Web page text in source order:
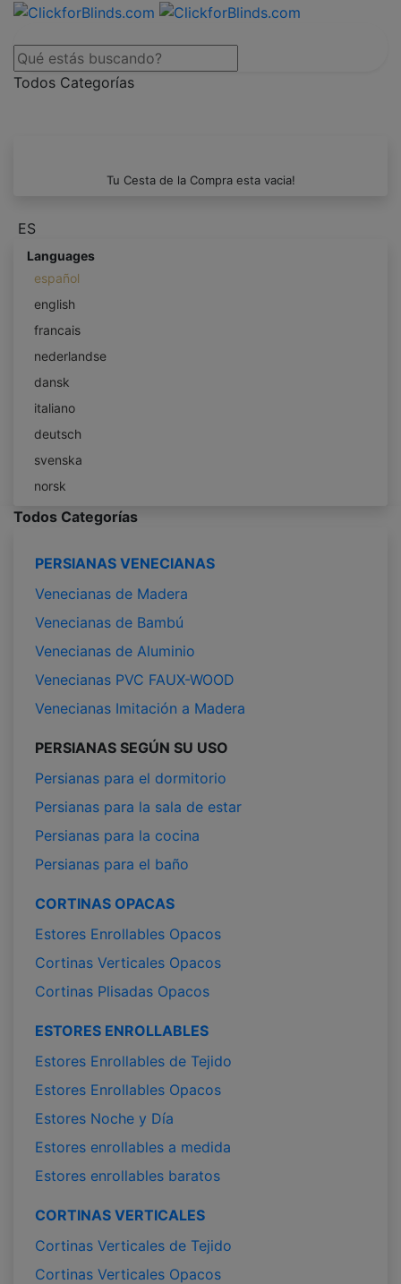
Todos Categorías
Tu Cesta de la Compra esta vacia!
ES
Languages
español
english
francais
nederlandse
dansk
italiano
deutsch
svenska
norsk
Todos Categorías
PERSIANAS VENECIANAS
Venecianas de Madera
Venecianas de Bambú
Venecianas de Aluminio
Venecianas PVC FAUX-WOOD
Venecianas Imitación a Madera
PERSIANAS SEGÚN SU USO
Persianas para el dormitorio
Persianas para la sala de estar
Persianas para la cocina
Persianas para el baño
CORTINAS OPACAS
Estores Enrollables Opacos
Cortinas Verticales Opacos
Cortinas Plisadas Opacos
ESTORES ENROLLABLES
Estores Enrollables de Tejido
Estores Enrollables Opacos
Estores Noche y Día
Estores enrollables a medida
Estores enrollables baratos
CORTINAS VERTICALES
Cortinas Verticales de Tejido
Cortinas Verticales Opacos